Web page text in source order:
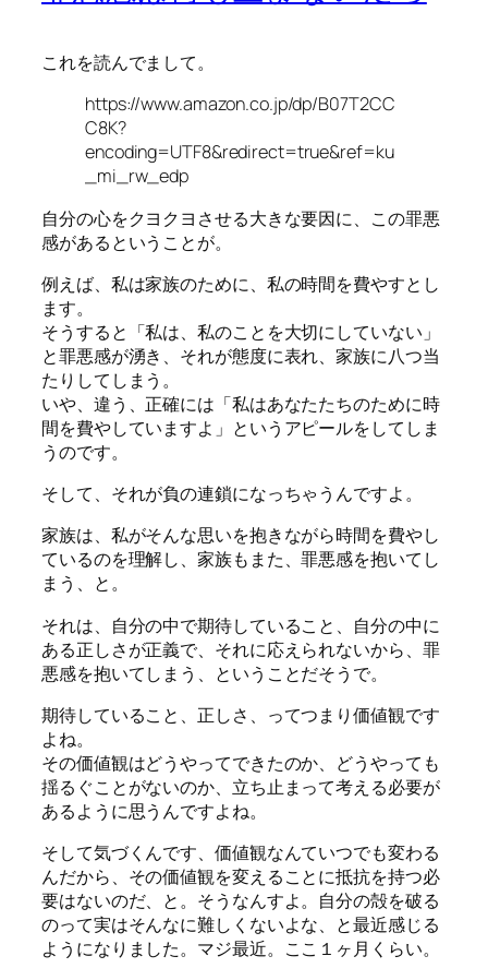
これを読んでまして。
https://www.amazon.co.jp/dp/B07T2CC
C8K?
encoding=UTF8&redirect=true&ref=ku
_mi_rw_edp
自分の心をクヨクヨさせる大きな要因に、この罪悪
感があるということが。
例えば、私は家族のために、私の時間を費やすとし
ます。
そうすると「私は、私のことを大切にしていない」
と罪悪感が湧き、それが態度に表れ、家族に八つ当
たりしてしまう。
いや、違う、正確には「私はあなたたちのために時
間を費やしていますよ」というアピールをしてしま
うのです。
そして、それが負の連鎖になっちゃうんですよ。
家族は、私がそんな思いを抱きながら時間を費やし
ているのを理解し、家族もまた、罪悪感を抱いてし
まう、と。
それは、自分の中で期待していること、自分の中に
ある正しさが正義で、それに応えられないから、罪
悪感を抱いてしまう、ということだそうで。
期待していること、正しさ、ってつまり価値観です
よね。
その価値観はどうやってできたのか、どうやっても
揺るぐことがないのか、立ち止まって考える必要が
あるように思うんですよね。
そして気づくんです、価値観なんていつでも変わる
んだから、その価値観を変えることに抵抗を持つ必
要はないのだ、と。そうなんすよ。自分の殻を破る
のって実はそんなに難しくないよな、と最近感じる
ようになりました。マジ最近。ここ１ヶ月くらい。